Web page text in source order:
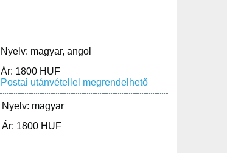
Nyelv: magyar, angol
Ár: 1800 HUF
Postai utánvétellel megrendelhető
Nyelv: magyar
Ár: 1800 HUF